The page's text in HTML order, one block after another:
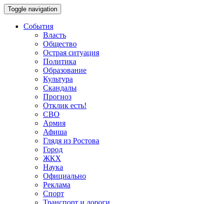
Toggle navigation
События
Власть
Общество
Острая ситуация
Политика
Образование
Культура
Скандалы
Прогноз
Отклик есть!
СВО
Армия
Афиша
Глядя из Ростова
Город
ЖКХ
Наука
Официально
Реклама
Спорт
Транспорт и дороги